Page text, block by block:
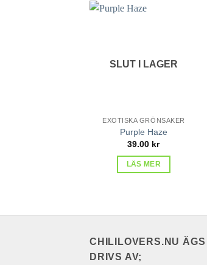
SLUT I LAGER
EXOTISKA GRÖNSAKER
Purple Haze
39.00 kr
LÄS MER
CHILILOVERS.NU ÄGS
DRIVS AV;